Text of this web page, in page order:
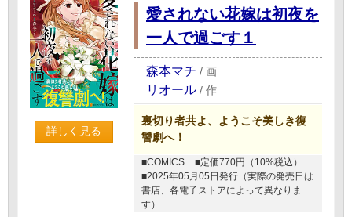
詳しく見る
愛されない花嫁は初夜を
一人で過ごす１
森本マチ / 画
リオール / 作
裏切り者共よ、ようこそ美しき復
讐劇へ！
■COMICS
■定価770円（10%税込）
■2025年05月05日発行（実際の発売日は
書店、各電子ストアによって異なりま
す）